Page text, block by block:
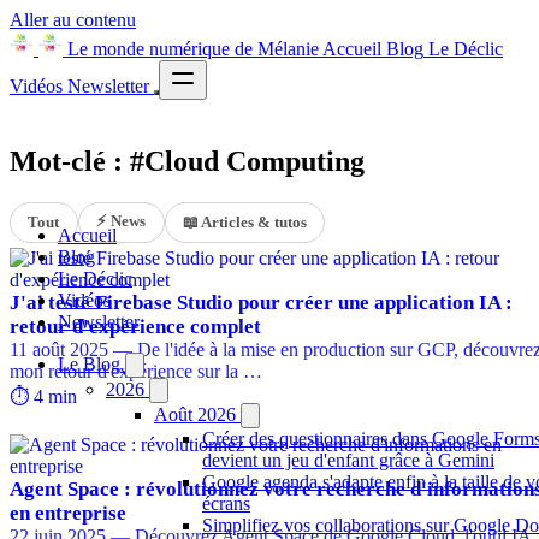
Aller au contenu
Le monde numérique de Mélanie Accueil Blog Le Déclic
Vidéos Newsletter
Accueil
Blog
Le Déclic
Vidéos
Newsletter
Le Blog
2026
Août 2026
Créer des questionnaires dans Google
devient un jeu d'enfant grâce à Gemini
Google agenda s'adapte enfin à la taille de
écrans
Simplifiez vos collaborations sur Google
Mot-clé : #Cloud Computing
Tout ⚡ News 📖 Articles & tutos
J'ai testé Firebase Studio pour créer une application IA :
retour d'expérience complet
11 août 2025 — De l'idée à la mise en production sur GCP,
mon retour d'expérience sur la …
⏱️ 4 min
Agent Space : révolutionnez votre recherche
en entreprise